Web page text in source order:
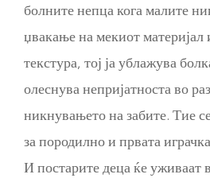
болните непца кога малите
џвакање на мекиот материјал
текстура, тој ја ублажува
олеснува непријатноста во
никнувањето на забите. Тие
за породилно и првата
И постарите деца ќе уживаат